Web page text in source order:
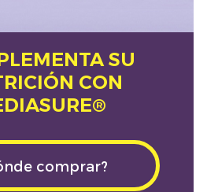
SU
CON
comprar?